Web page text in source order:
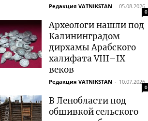
Редакция VATNIKSTAN - 05.08.2026
0
Археологи нашли под
Калининградом
дирхамы Арабского
халифата VIII–IX
веков
Редакция VATNIKSTAN - 10.07.2026
0
В Ленобласти под
обшивкой сельского